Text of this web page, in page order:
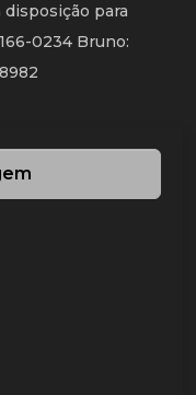
para
0234 Bruno: